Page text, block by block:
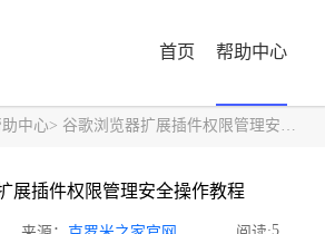
首页 帮助中心
中心> 谷歌浏览器扩展插件权限管理安全操作教程
展插件权限管理安全操作教程
5